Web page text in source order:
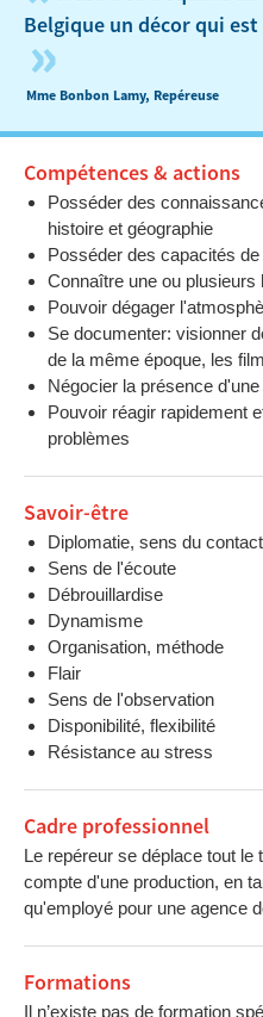
Belgique un décor qui est
» Mme Bonbon Lamy, Repéreuse
Compétences & actions
Posséder des
histoire et géographie
Posséder des capacités
Connaître une ou plusieurs
Pouvoir dégager
Se documenter: visionner
de la même époque, les
Négocier la présence
Pouvoir réagir rapidement
problèmes
Savoir-être
Diplomatie, sens du contact
Sens de l'écoute
Débrouillardise
Dynamisme
Organisation, méthode
Flair
Sens de l'observation
Disponibilité, flexibilité
Résistance au stress
Cadre professionnel
Le repéreur se déplace tout le
compte d'une production, en
qu'employé pour une agence
Formations
Il n’existe pas de formation